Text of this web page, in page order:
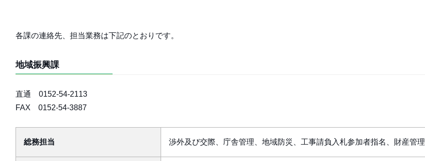
各課の連絡先、担当業務は下記のとおりです。
地域振興課
直通 0152-54-2113
FAX 0152-54-3887
総務担当 渉外及び交際、庁舎管理、地域防災、工事請負入札参加者指名、財産管理